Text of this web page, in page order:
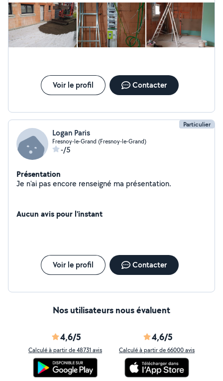
Voir le profil Contacter
Particulier
Logan Paris
Fresnoy-le-Grand (Fresnoy-le-Grand)
-/5
Présentation
Je n'ai pas encore renseigné ma présentation.
Aucun avis pour l'instant
Voir le profil Contacter
Nos utilisateurs nous évaluent
4,6/5
Calculé à partir de 48731 avis
4,6/5
Calculé à partir de 66000 avis